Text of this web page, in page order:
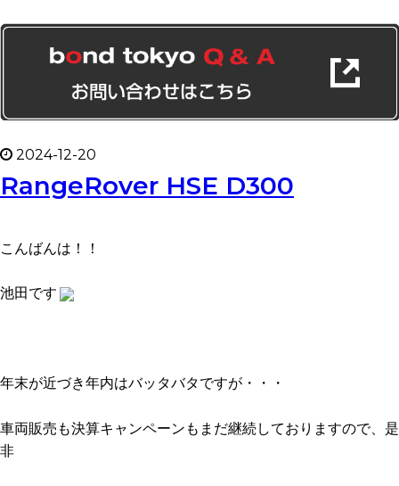
2024-12-20
RangeRover HSE D300
こんばんは！！
池田です
年末が近づき年内はバッタバタですが・・・
車両販売も決算キャンペーンもまだ継続しておりますので、是
非